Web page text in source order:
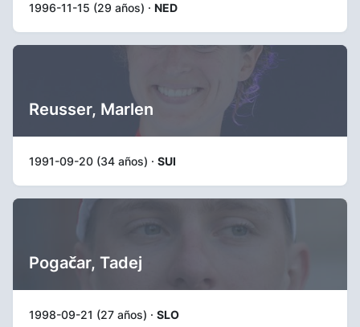
1996-11-15 (29 años) · NED
Reusser, Marlen
1991-09-20 (34 años) · SUI
Pogačar, Tadej
1998-09-21 (27 años) · SLO